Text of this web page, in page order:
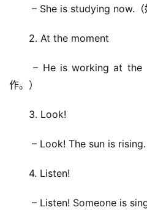
– She is studying now.（
2. At the moment
– He is working at the moment.（他此刻正在工
作。）
3. Look!
– Look! The sun is rising.
4. Listen!
– Listen! Someone is